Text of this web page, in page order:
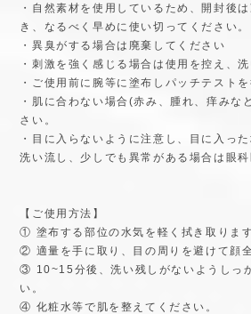
・自然素材を使用しているため、開封後
き、なるべく早めに使い切ってください。
・異臭がする場合は廃棄してください
・刺激を強く感じる場合は使用を控え、
・ご使用前に腕等に塗布しパッチテスト
・肌に合わない場合(赤み、腫れ、痒みな
さい。
・目に入らないように注意し、目に入っ
洗い流し、少しでも異常がある場合は眼科
【ご使用方法】
① 塗布する部位の水気を軽く拭き取ります
② 適量を手に取り、目の周りを避けて顔
③ 10~15分後、洗い残しがないようしっ
い。
④ 化粧水等で肌を整えてください。